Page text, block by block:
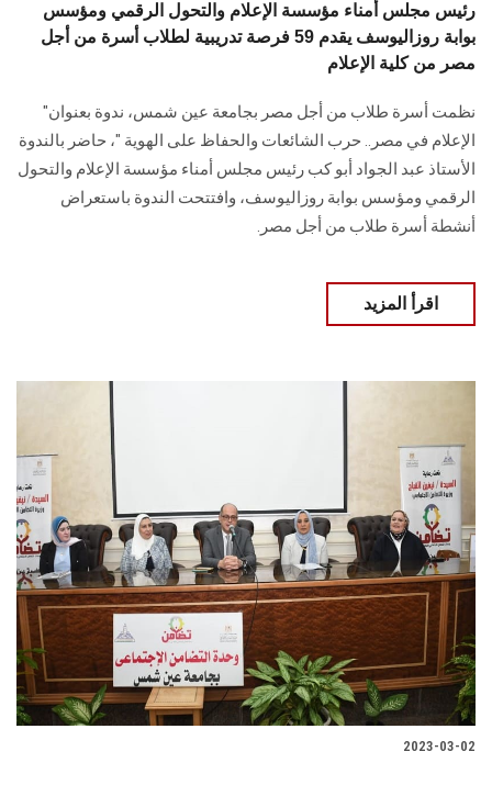
رئيس مجلس أمناء مؤسسة الإعلام والتحول الرقمي ومؤسس
بوابة روزاليوسف يقدم 59 فرصة تدريبية لطلاب أسرة من أجل
مصر من كلية الإعلام
نظمت أسرة طلاب من أجل مصر بجامعة عين شمس، ندوة بعنوان"
الإعلام في مصر.. حرب الشائعات والحفاظ على الهوية "، حاضر بالندوة
الأستاذ عبد الجواد أبو كب رئيس مجلس أمناء مؤسسة الإعلام والتحول
الرقمي ومؤسس بوابة روزاليوسف، وافتتحت الندوة باستعراض
أنشطة أسرة طلاب من أجل مصر.
اقرأ المزيد
2023-03-02